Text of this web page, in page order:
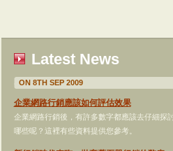
Latest News
ON 8TH SEP 2009
企業網路行銷應該如何評估效果
企業網路行銷後，有許多數字都應該去仔細探
哪些呢？這裡有些資料提供您參考。